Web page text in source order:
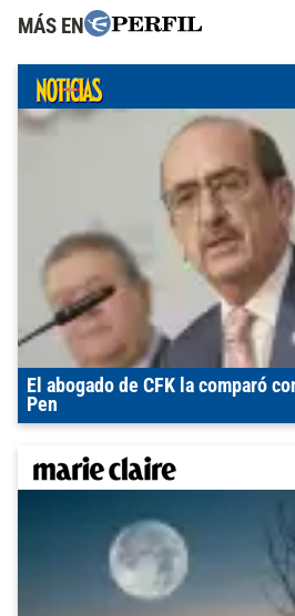
MÁS EN
El abogado de CFK la comparó
Pen